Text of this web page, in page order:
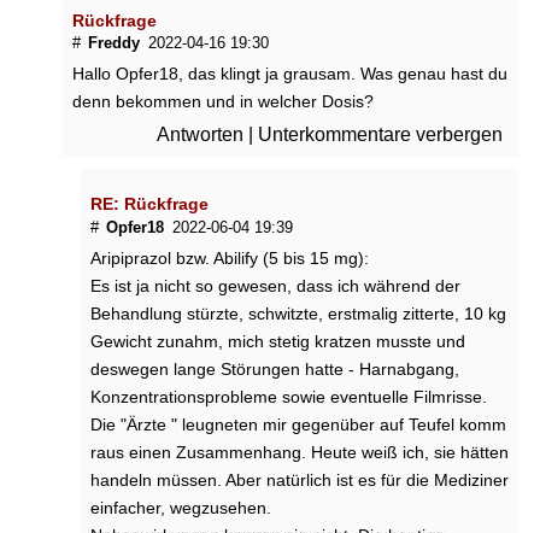
Rückfrage
# Freddy 2022-04-16 19:30
Hallo Opfer18, das klingt ja grausam. Was genau hast du
denn bekommen und in welcher Dosis?
Antworten Unterkommentare verbergen
RE: Rückfrage
# Opfer18 2022-06-04 19:39
Aripiprazol bzw. Abilify (5 bis 15 mg):
Es ist ja nicht so gewesen, dass ich während der
Behandlung stürzte, schwitzte, erstmalig zitterte, 10 kg
Gewicht zunahm, mich stetig kratzen musste und
deswegen lange Störungen hatte - Harnabgang,
Konzentrationsprobleme sowie eventuelle Filmrisse.
Die "Ärzte " leugneten mir gegenüber auf Teufel komm
raus einen Zusammenhang. Heute weiß ich, sie hätten
handeln müssen. Aber natürlich ist es für die Mediziner
einfacher, wegzusehen.
Symptome
Diagnostik
Therapieverfahren
Gesundheitsthemen